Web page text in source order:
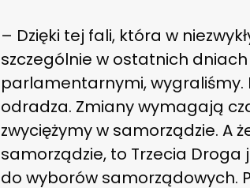
– Dzięki tej fali, która w
szczególnie w ostatnich
parlamentarnymi, wygraliśmy.
odradza. Zmiany wymagają
zwyciężymy w samorządzie. A
samorządzie, to Trzecia
do wyborów samorządowych.